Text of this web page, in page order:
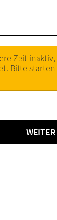
Zeit
Bitte starten
WEITER